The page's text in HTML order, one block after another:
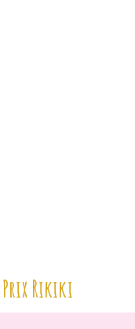
Prix Rikiki